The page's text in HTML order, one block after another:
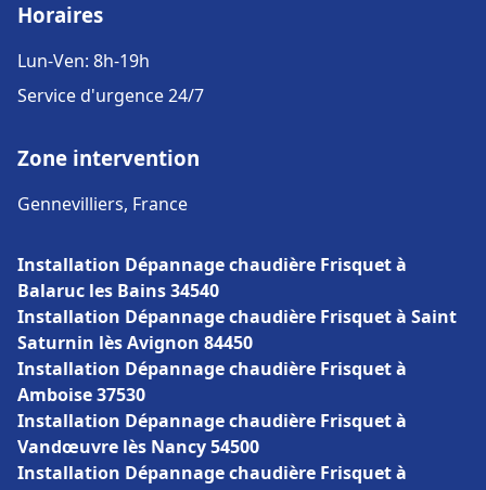
Horaires
Lun-Ven: 8h-19h
Service d'urgence 24/7
Zone intervention
Gennevilliers, France
Installation Dépannage chaudière Frisquet à
Balaruc les Bains 34540
Installation Dépannage chaudière Frisquet à Saint
Saturnin lès Avignon 84450
Installation Dépannage chaudière Frisquet à
Amboise 37530
Installation Dépannage chaudière Frisquet à
Vandœuvre lès Nancy 54500
Installation Dépannage chaudière Frisquet à